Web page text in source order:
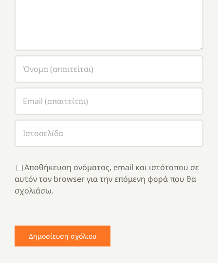
Αποθήκευση ονόματος, email και ιστότοπου σε
αυτόν τον browser για την επόμενη φορά που θα
σχολιάσω.